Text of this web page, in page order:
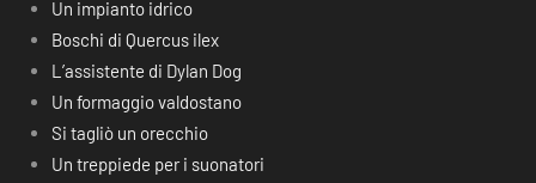
Un impianto idrico
Boschi di Quercus ilex
L’assistente di Dylan Dog
Un formaggio valdostano
Si tagliò un orecchio
Un treppiede per i suonatori